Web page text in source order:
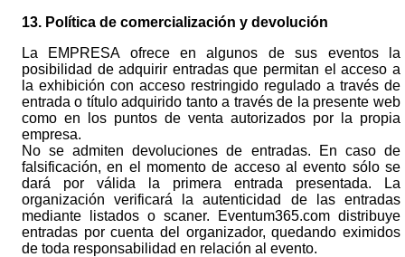
13. Política de comercialización y devolución
La EMPRESA ofrece en algunos de sus eventos la
posibilidad de adquirir entradas que permitan el acceso a
la exhibición con acceso restringido regulado a través de
entrada o título adquirido tanto a través de la presente web
como en los puntos de venta autorizados por la propia
empresa.
No se admiten devoluciones de entradas. En caso de
falsificación, en el momento de acceso al evento sólo se
dará por válida la primera entrada presentada. La
organización verificará la autenticidad de las entradas
mediante listados o scaner. Eventum365.com distribuye
entradas por cuenta del organizador, quedando eximidos
de toda responsabilidad en relación al evento.